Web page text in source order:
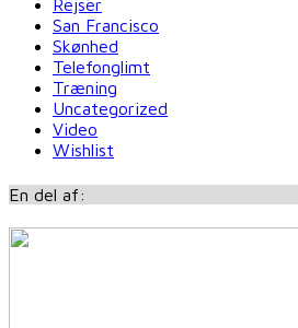
Rejser
San Francisco
Skønhed
Telefonglimt
Træning
Uncategorized
Video
Wishlist
En del af: